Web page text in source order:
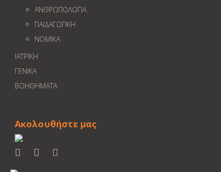
ΑΝΘΡΩΠΟΛΟΓΙΑ
ΠΑΙΔΑΓΩΓΙΚΗ
ΝΟΜΙΚΑ
ΙΑΤΡΙΚΗ
ΓΕΝΙΚΑ
ΒΟΗΘΗΜΑΤΑ
Ακολουθήστε μας